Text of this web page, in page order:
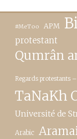
#MeToo APM
protestant
Qumrân
Regards protestants
TaNaKh
Université de
Arabic